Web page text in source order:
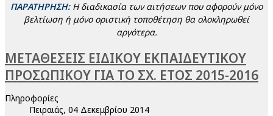
ΠΑΡΑΤΗΡΗΣΗ:Η διαδικασία των αιτήσεων που αφορούν μόνο
βελτίωση ή μόνο οριστική τοποθέτηση θα ολοκληρωθεί
αργότερα.
ΜΕΤΑΘΕΣΕΙΣ ΕΙΔΙΚΟΥ ΕΚΠΑΙΔΕΥΤΙΚΟΥ
ΠΡΟΣΩΠΙΚΟΥ ΓΙΑ ΤΟ ΣΧ. ΕΤΟΣ 2015-2016
Πληροφορίες
Πειραιάς, 04 Δεκεμβρίου 2014